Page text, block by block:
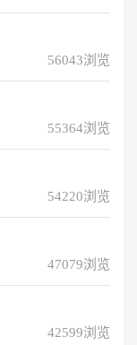
56043浏览
55364浏览
54220浏览
47079浏览
42599浏览